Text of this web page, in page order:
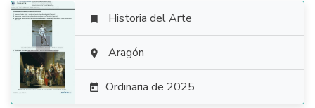

 Historia del Arte
 Aragón
 Ordinaria de 2025